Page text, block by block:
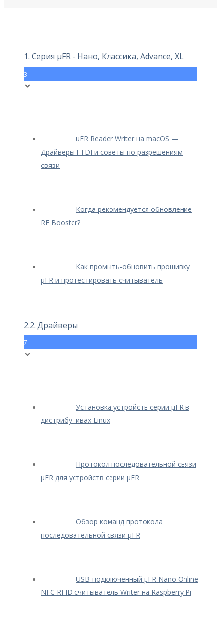
1. Серия μFR - Нано, Классика, Advance, XL
3
uFR Reader Writer на macOS —
Драйверы FTDI и советы по разрешениям
связи
Когда рекомендуется обновление
RF Booster?
Как промыть-обновить прошивку
μFR и протестировать считыватель
2.2. Драйверы
7
Установка устройств серии μFR в
дистрибутивах Linux
Протокол последовательной связи
μFR для устройств серии μFR
Обзор команд протокола
последовательной связи μFR
USB-подключенный μFR Nano Online
NFC RFID считыватель Writer на Raspberry Pi